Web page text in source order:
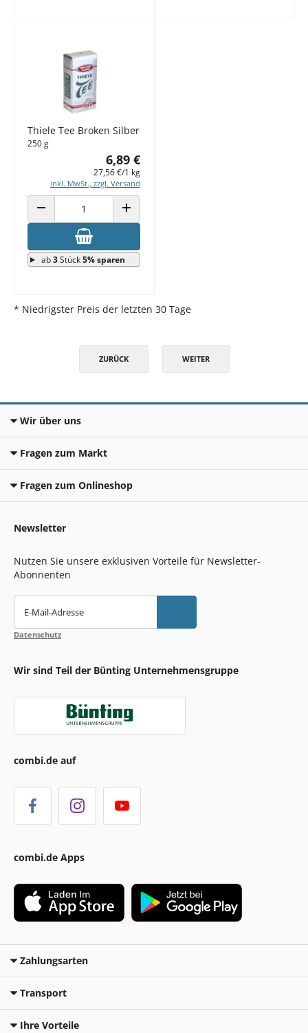
Thiele Tee Broken Silber
250 g
6,89 €
27,56 €/1 kg
inkl. MwSt., zzgl. Versand
ANZAHL VERRINGERN ANZAHL ERHÖHEN
ab3Stück5% sparen
* Niedrigster Preis der letzten 30 Tage
ZURÜCK WEITER
Wir über uns
Fragen zum Markt
Fragen zum Onlineshop
Newsletter
Nutzen Sie unsere exklusiven Vorteile für Newsletter-
Abonnenten
E-Mail-Adresse
Datenschutz
Wir sind Teil der Bünting Unternehmensgruppe
combi.de auf
combi.de Apps
Zahlungsarten
Transport
Ihre Vorteile